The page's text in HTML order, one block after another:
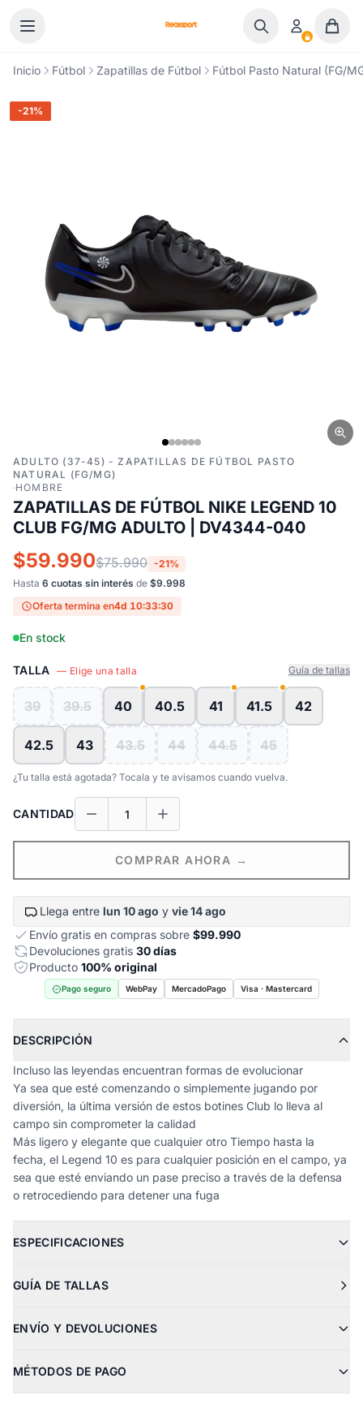
Inicio Fútbol Zapatillas de Fútbol Fútbol Pasto Natural (FG/
-21%
ADULTO (37-45) - ZAPATILLAS DE FÚTBOL PASTO
NATURAL (FG/MG)
·HOMBRE
ZAPATILLAS DE FÚTBOL NIKE LEGEND 10
CLUB FG/MG ADULTO | DV4344-040
$59.990$75.990 -21%
Hasta 6 cuotas sin interés de $9.998
Oferta termina en4d 10:33:29
En stock
TALLA — Elige una talla Guía de tallas
39 39.5 40 40.5 41 41.5 42
42.5 43 43.5 44 44.5 45
¿Tu talla está agotada? Tocala y te avisamos cuando vuelva.
CANTIDAD
COMPRAR AHORA →
Llega entre lun 10 ago y vie 14 ago
Envío gratis en compras sobre $99.990
Devoluciones gratis 30 días
Producto 100% original
Pago seguro WebPay MercadoPago Visa · Mastercard
DESCRIPCIÓN
Incluso las leyendas encuentran formas de evolucionar
Ya sea que esté comenzando o simplemente jugando por
diversión, la última versión de estos botines Club lo lleva al
campo sin comprometer la calidad
Más ligero y elegante que cualquier otro Tiempo hasta la
fecha, el Legend 10 es para cualquier posición en el campo, ya
sea que esté enviando un pase preciso a través de la defensa
o retrocediendo para detener una fuga
ESPECIFICACIONES
GUÍA DE TALLAS
ENVÍO Y DEVOLUCIONES
MÉTODOS DE PAGO